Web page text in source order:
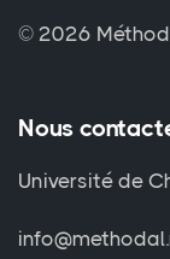
© 2026
Nous
Université de